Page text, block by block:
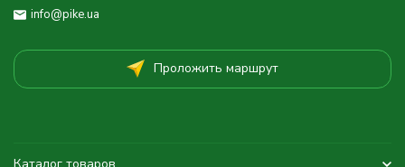
info@pike.ua
Проложить маршрут